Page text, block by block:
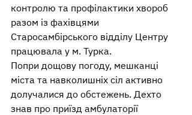
контролю та профілактики хвороб
разом із фахівцями
Старосамбірського відділу Центру
працювала у м. Турка.
Попри дощову погоду, мешканці
міста та навколишніх сіл активно
долучалися до обстежень. Дехто
знав про приїзд амбулаторії